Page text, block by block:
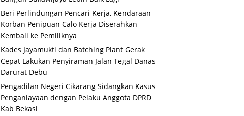
Beri Perlindungan Pencari Kerja, Kendaraan
Korban Penipuan Calo Kerja Diserahkan
Kembali ke Pemiliknya
Kades Jayamukti dan Batching Plant Gerak
Cepat Lakukan Penyiraman Jalan Tegal Danas
Darurat Debu
Pengadilan Negeri Cikarang Sidangkan Kasus
Penganiayaan dengan Pelaku Anggota DPRD
Kab Bekasi